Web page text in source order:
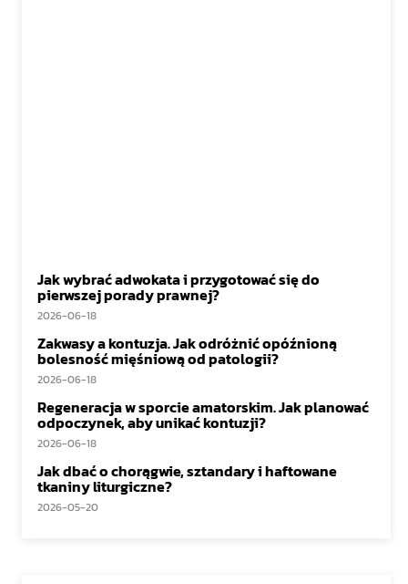
Jak wybrać adwokata i przygotować się do
pierwszej porady prawnej?
2026-06-18
Zakwasy a kontuzja. Jak odróżnić opóźnioną
bolesność mięśniową od patologii?
2026-06-18
Regeneracja w sporcie amatorskim. Jak planować
odpoczynek, aby unikać kontuzji?
2026-06-18
Jak dbać o chorągwie, sztandary i haftowane
tkaniny liturgiczne?
2026-05-20